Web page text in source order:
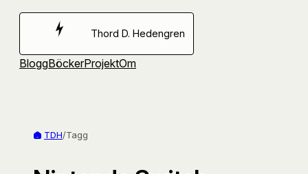
Hoppa
Thord D. Hedengren
BloggBöckerProjektOm
TDH/Tagg